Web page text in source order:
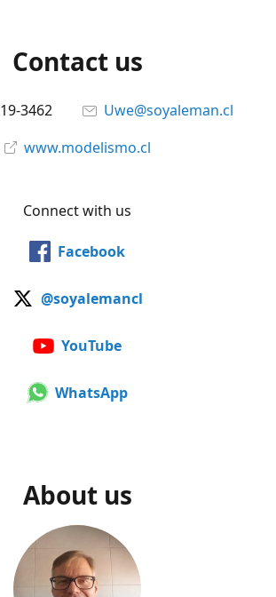
Contact us
3462
Uwe@soyaleman.cl
www.modelismo.cl
Connect with us
Facebook
@soyalemancl
YouTube
WhatsApp
About us